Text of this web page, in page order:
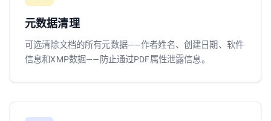
元数据清理
可选清除文档的所有元数据——作者姓名、创建日期、软件
信息和XMP数据——防止通过PDF属性泄露信息。